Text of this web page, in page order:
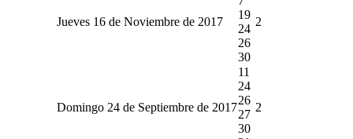
Jueves 16 de Noviembre de 2017
19
24
26
30
2
Domingo 24 de Septiembre de 2017
11
24
26
27
30
2